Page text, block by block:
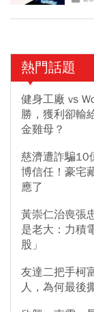
熱門話題
健身工廠 vs
勝，獲利卻輸
金雞母？
慈濟遭詐騙10
博信任！豪宅
應了
黃崇仁治喪張
是老大：力積
股」
友達二把手柯
人，為何最後